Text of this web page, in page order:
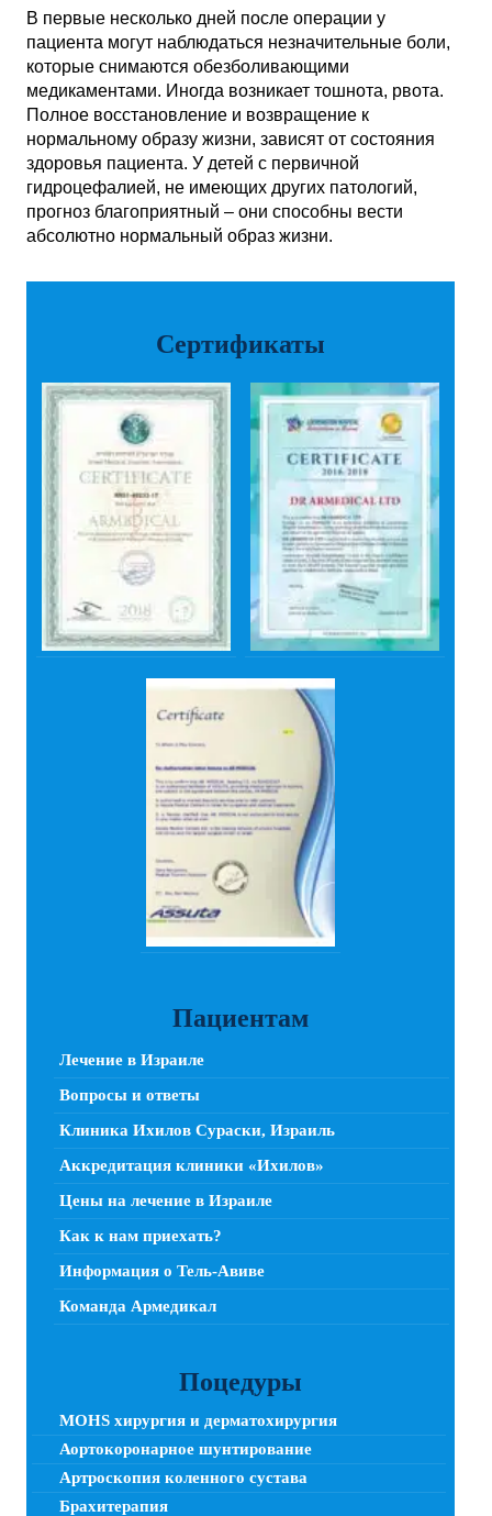
В первые несколько дней после операции у
пациента могут наблюдаться незначительные боли,
которые снимаются обезболивающими
медикаментами. Иногда возникает тошнота, рвота.
Полное восстановление и возвращение к
нормальному образу жизни, зависят от состояния
здоровья пациента. У детей с первичной
гидроцефалией, не имеющих других патологий,
прогноз благоприятный – они способны вести
абсолютно нормальный образ жизни.
Сертификаты
Пациентам
Лечение в Израиле
Вопросы и ответы
Клиника Ихилов Сураски, Израиль
Аккредитация клиники «Ихилов»
Цены на лечение в Израиле
Как к нам приехать?
Информация о Тель-Авиве
Команда Армедикал
Поцедуры
MOHS хирургия и дерматохирургия
Аортокоронарное шунтирование
Артроскопия коленного сустава
Брахитерапия